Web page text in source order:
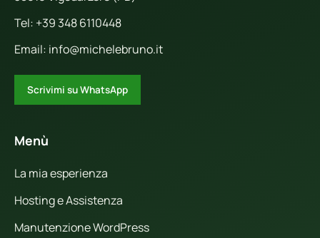
Tel: +39 348 6110448
Email: info@michelebruno.it
Scrivimi su WhatsApp
Menù
La mia esperienza
Hosting e Assistenza
Manutenzione WordPress